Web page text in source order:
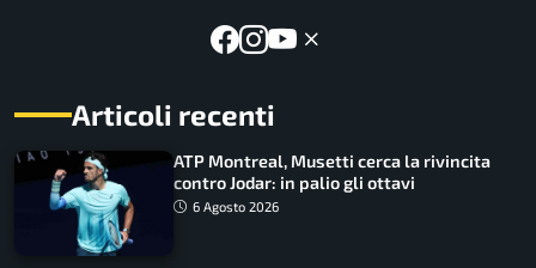
Articoli recenti
ATP Montreal, Musetti cerca la rivincita
contro Jodar: in palio gli ottavi
6 Agosto 2026